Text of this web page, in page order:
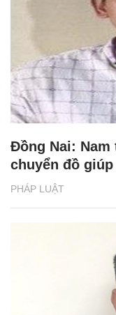
PHÁP LUẬT
Đồng Nai: Nam
chuyển đồ